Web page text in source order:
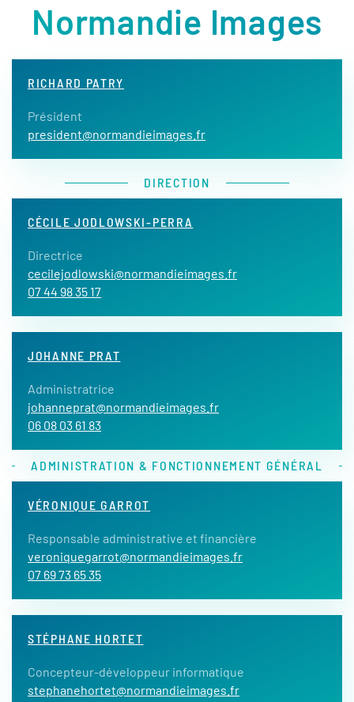
Normandie Images
RICHARD PATRY
Président
president@normandieimages.fr
DIRECTION
CÉCILE JODLOWSKI-PERRA
Directrice
cecilejodlowski@normandieimages.fr
07 44 98 35 17
JOHANNE PRAT
Administratrice
johanneprat@normandieimages.fr
06 08 03 61 83
ADMINISTRATION & FONCTIONNEMENT GÉNÉRAL
VÉRONIQUE GARROT
Responsable administrative et financière
veroniquegarrot@normandieimages.fr
07 69 73 65 35
STÉPHANE HORTET
Concepteur-développeur informatique
stephanehortet@normandieimages.fr